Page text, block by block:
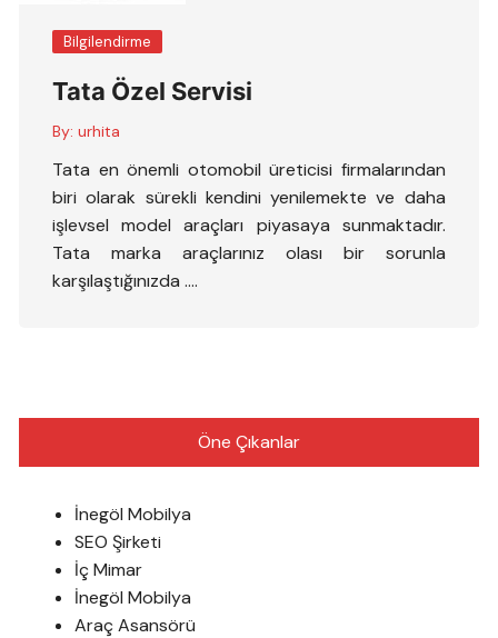
Bilgilendirme
Tata Özel Servisi
By: urhita
Tata en önemli otomobil üreticisi firmalarından
biri olarak sürekli kendini yenilemekte ve daha
işlevsel model araçları piyasaya sunmaktadır.
Tata marka araçlarınız olası bir sorunla
karşılaştığınızda ….
Öne Çıkanlar
İnegöl Mobilya
SEO Şirketi
İç Mimar
İnegöl Mobilya
Araç Asansörü